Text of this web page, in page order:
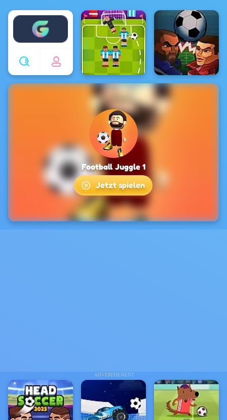
Enjoy4fun
ADVERTISEMENT
Football Juggle 1
Jetzt spielen